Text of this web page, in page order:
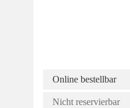
Online bestellbar
Nicht reservierbar